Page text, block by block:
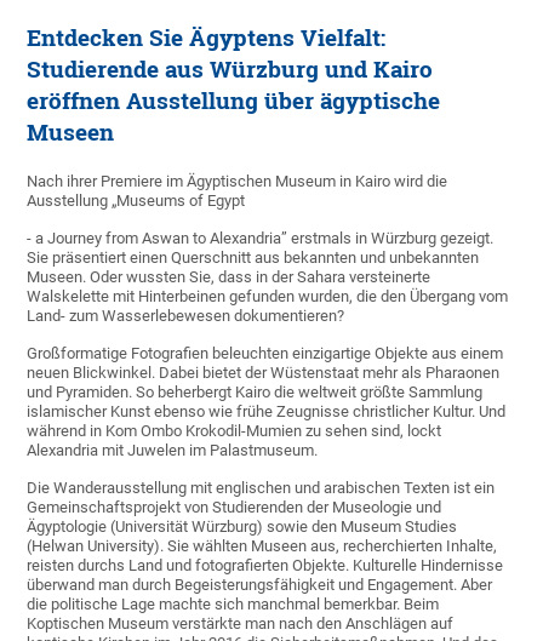
Entdecken Sie Ägyptens Vielfalt:
Studierende aus Würzburg und Kairo
eröffnen Ausstellung über ägyptische
Museen
Nach ihrer Premiere im Ägyptischen Museum in Kairo wird die
Ausstellung „Museums of Egypt
- a Journey from Aswan to Alexandria” erstmals in Würzburg gezeigt.
Sie präsentiert einen Querschnitt aus bekannten und unbekannten
Museen. Oder wussten Sie, dass in der Sahara versteinerte
Walskelette mit Hinterbeinen gefunden wurden, die den Übergang vom
Land- zum Wasserlebewesen dokumentieren?
Großformatige Fotografien beleuchten einzigartige Objekte aus einem
neuen Blickwinkel. Dabei bietet der Wüstenstaat mehr als Pharaonen
und Pyramiden. So beherbergt Kairo die weltweit größte Sammlung
islamischer Kunst ebenso wie frühe Zeugnisse christlicher Kultur. Und
während in Kom Ombo Krokodil-Mumien zu sehen sind, lockt
Alexandria mit Juwelen im Palastmuseum.
Die Wanderausstellung mit englischen und arabischen Texten ist ein
Gemeinschaftsprojekt von Studierenden der Museologie und
Ägyptologie (Universität Würzburg) sowie den Museum Studies
(Helwan University). Sie wählten Museen aus, recherchierten Inhalte,
reisten durchs Land und fotografierten Objekte. Kulturelle Hindernisse
überwand man durch Begeisterungsfähigkeit und Engagement. Aber
die politische Lage machte sich manchmal bemerkbar. Beim
Koptischen Museum verstärkte man nach den Anschlägen auf